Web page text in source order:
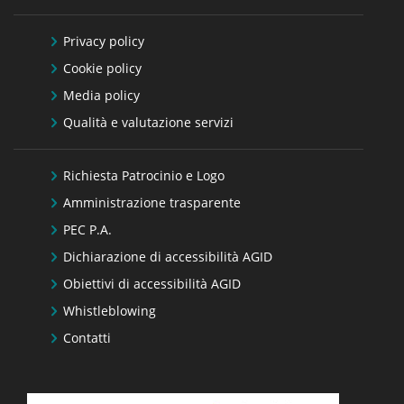
Privacy policy
Cookie policy
Media policy
Qualità e valutazione servizi
Richiesta Patrocinio e Logo
Amministrazione trasparente
PEC P.A.
Dichiarazione di accessibilità AGID
Obiettivi di accessibilità AGID
Whistleblowing
Contatti